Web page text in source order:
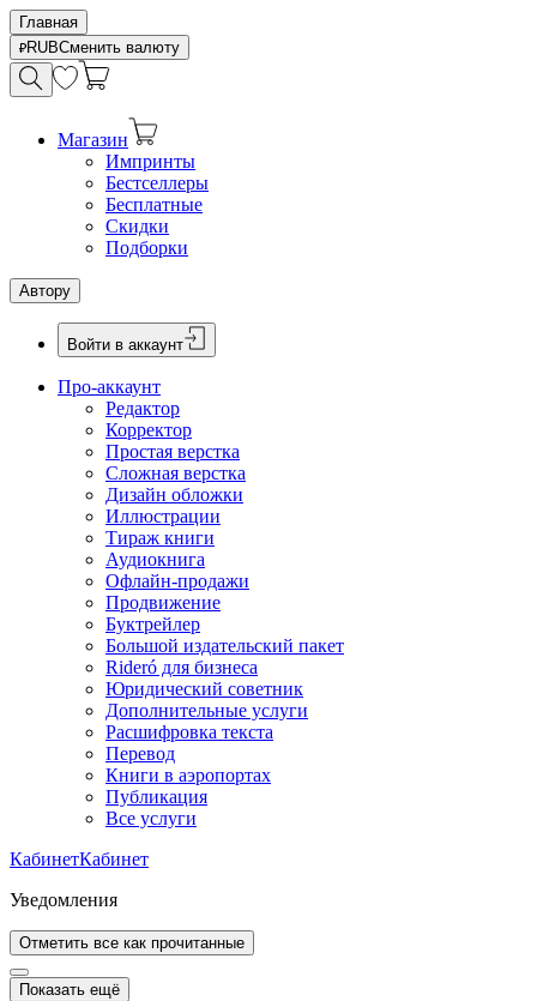
Главная
RUBСменить валюту
Магазин
Импринты
Бестселлеры
Бесплатные
Скидки
Подборки
Автору
Войти в аккаунт
Про-аккаунт
Редактор
Корректор
Простая верстка
Сложная верстка
Дизайн обложки
Иллюстрации
Тираж книги
Аудиокнига
Офлайн-продажи
Продвижение
Буктрейлер
Большой издательский пакет
Rideró для бизнеса
Юридический советник
Дополнительные услуги
Расшифровка текста
Перевод
Книги в аэропортах
Публикация
Все услуги
КабинетКабинет
Уведомления
Отметить все как прочитанные
Показать ещё